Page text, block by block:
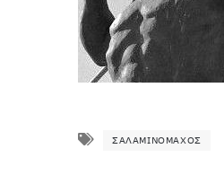
ΣΑΛΑΜΙΝΟΜΆΧΟΣ